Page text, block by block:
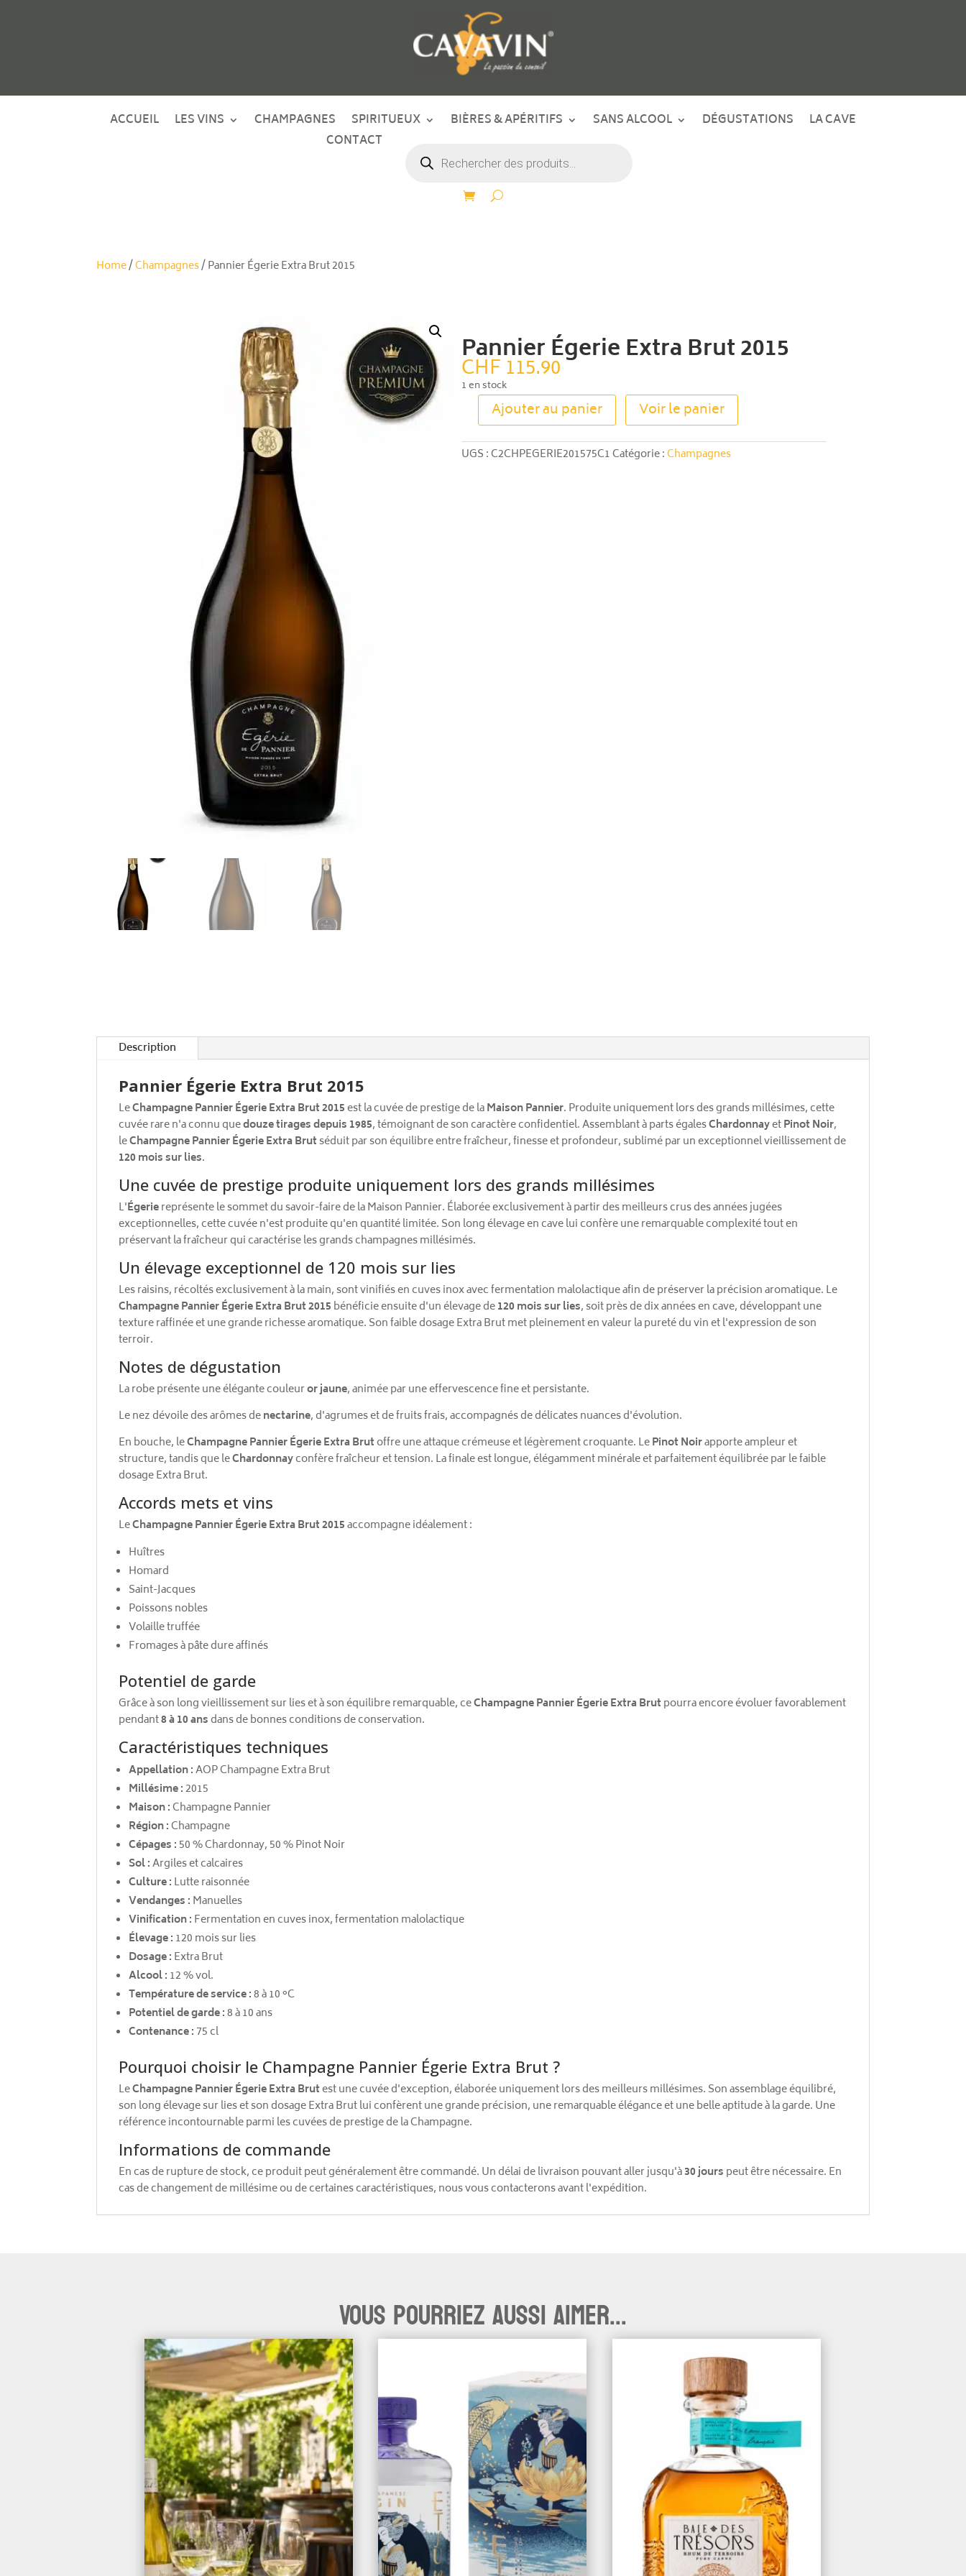
ACCUEIL LES VINS CHAMPAGNES SPIRITUEUX BIÈRES & APÉRITIFS SANS ALCOOL DÉGUSTATIONS
LA CAVE
CONTACT
produits
Home/Champagnes/ Pannier Égerie Extra Brut 2015
Pannier Égerie Extra Brut 2015
CHF115.90
1 en stock
quantité
Pannier
Ajouter au panier Voir le panier
UGS :C2CHPEGERIE201575C1Catégorie :Champagnes
Description
Pannier Égerie Extra Brut 2015
LeChampagne Pannier Égerie Extra Brut 2015est la cuvée de prestige de laMaison Pannier. Produite uniquement lors des grands millésimes, cette
cuvée rare n'a connu quedouze tirages depuis 1985, témoignant de son caractère confidentiel. Assemblant à parts égalesChardonnayetPinot Noir,
leChampagne Pannier Égerie Extra Brutséduit par son équilibre entre fraîcheur, finesse et profondeur, sublimé par un exceptionnel vieillissement de
120 mois sur lies.
Une cuvée de prestige produite uniquement lors des grands millésimes
L'Égeriereprésente le sommet du savoir-faire de la Maison Pannier. Élaborée exclusivement à partir des meilleurs crus des années jugées
exceptionnelles, cette cuvée n'est produite qu'en quantité limitée. Son long élevage en cave lui confère une remarquable complexité tout en
préservant la fraîcheur qui caractérise les grands champagnes millésimés.
Un élevage exceptionnel de 120 mois sur lies
Les raisins, récoltés exclusivement à la main, sont vinifiés en cuves inox avec fermentation malolactique afin de préserver la précision aromatique. Le
Champagne Pannier Égerie Extra Brut 2015 bénéficie ensuite d'un élevage de120 mois sur lies, soit près de dix années en cave, développant une
texture raffinée et une grande richesse aromatique. Son faible dosage Extra Brut met pleinement en valeur la pureté du vin et l'expression de son
terroir.
Notes de dégustation
La robe présente une élégante couleuror jaune, animée par une effervescence fine et persistante.
Le nez dévoile des arômes denectarine, d'agrumes et de fruits frais, accompagnés de délicates nuances d'évolution.
En bouche, leChampagne Pannier Égerie Extra Brutoffre une attaque crémeuse et légèrement croquante. LePinot Noirapporte ampleur et
structure, tandis que leChardonnayconfère fraîcheur et tension. La finale est longue, élégamment minérale et parfaitement équilibrée par le faible
dosage Extra Brut.
Accords mets et vins
LeChampagne Pannier Égerie Extra Brut 2015accompagne idéalement :
Huîtres
Homard
Saint-Jacques
Poissons nobles
Volaille truffée
Fromages à pâte dure affinés
Potentiel de garde
Grâce à son long vieillissement sur lies et à son équilibre remarquable, ceChampagne Pannier Égerie Extra Brutpourra encore évoluer favorablement
pendant8 à 10 ansdans de bonnes conditions de conservation.
Caractéristiques techniques
Appellation :AOP Champagne Extra Brut
Millésime :2015
Maison :Champagne Pannier
Région :Champagne
Cépages : 50 % Chardonnay, 50 % Pinot Noir
Sol :Argiles et calcaires
Culture : Lutte raisonnée
Vendanges : Manuelles
Vinification : Fermentation en cuves inox, fermentation malolactique
Élevage : 120 mois sur lies
Dosage : Extra Brut
Alcool : 12 % vol.
Température de service :8 à 10 °C
Potentiel de garde :8 à 10 ans
Contenance : 75 cl
Pourquoi choisir le Champagne Pannier Égerie Extra Brut ?
LeChampagne Pannier Égerie Extra Brutest une cuvée d'exception, élaborée uniquement lors des meilleurs millésimes. Son assemblage équilibré,
son long élevage sur lies et son dosage Extra Brut lui confèrent une grande précision, une remarquable élégance et une belle aptitude à la garde. Une
référence incontournable parmi les cuvées de prestige de la Champagne.
Informations de commande
En cas de rupture de stock, ce produit peut généralement être commandé. Un délai de livraison pouvant aller jusqu'à30 jours peut être nécessaire. En
cas de changement de millésime ou de certaines caractéristiques, nous vous contacterons avant l'expédition.
Vous pourriez aussi aimer...